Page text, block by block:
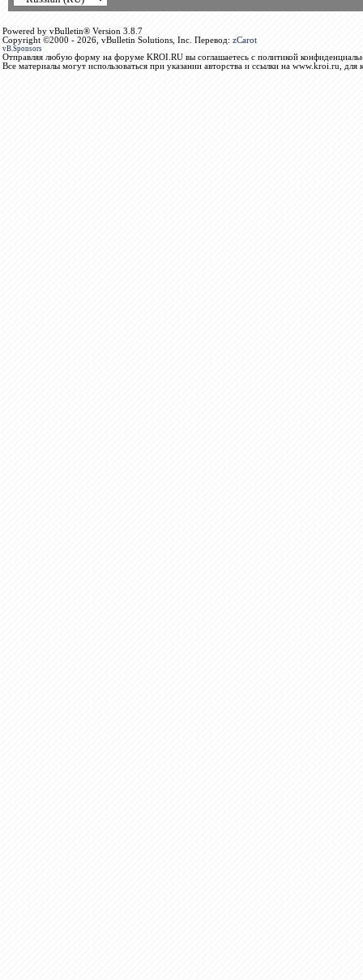
Powered by vBulletin® Version 3.8.7
Copyright ©2000 - 2026, vBulletin Solutions, Inc. Перевод: zCarot
vB.Sponsors
Отправляя любую форму на форуме KROI.RU вы соглашаетесь с политикой
Все материалы могут использоваться при указании авторства и ссылки на www.kroi.ru, для